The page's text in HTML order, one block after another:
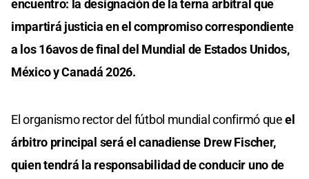
encuentro: la designación de la terna arbitral que
impartirá justicia en el compromiso correspondiente
a los 16avos de final del Mundial de Estados Unidos,
México y Canadá 2026.
El organismo rector del fútbol mundial confirmó queel
árbitro principal será el canadiense Drew Fischer,
quien tendrá la responsabilidad de conducir uno de